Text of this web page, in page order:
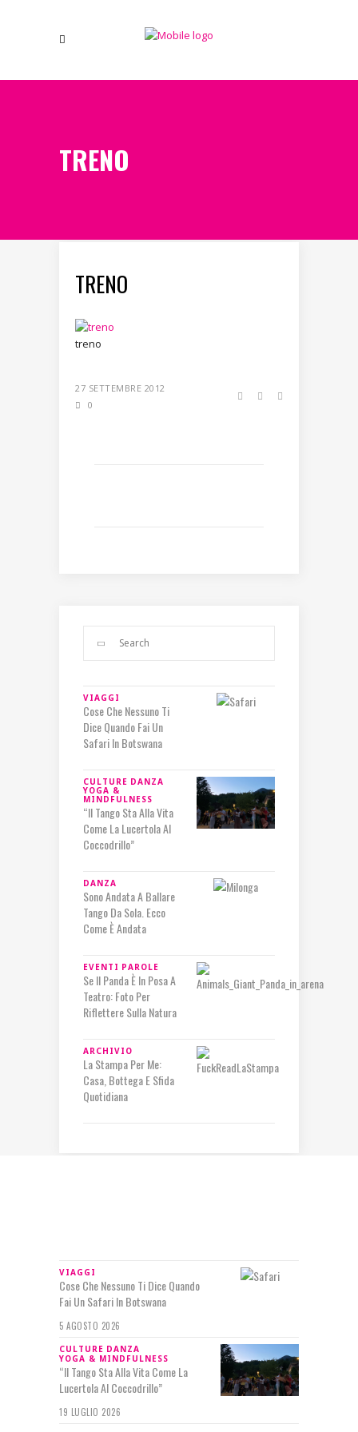
TRENO
TRENO
treno
27 SETTEMBRE 2012
0
VIAGGI
Cose Che Nessuno Ti
Dice Quando Fai Un
Safari In Botswana
CULTURE DANZA
YOGA &
MINDFULNESS
“Il Tango Sta Alla Vita
Come La Lucertola Al
Coccodrillo”
DANZA
Sono Andata A Ballare
Tango Da Sola. Ecco
Come È Andata
EVENTI PAROLE
Se Il Panda È In Posa A
Teatro: Foto Per
Riflettere Sulla Natura
ARCHIVIO
La Stampa Per Me:
Casa, Bottega E Sfida
Quotidiana
VIAGGI
Cose Che Nessuno Ti Dice Quando
Fai Un Safari In Botswana
5 AGOSTO 2026
CULTURE DANZA
YOGA & MINDFULNESS
“Il Tango Sta Alla Vita Come La
Lucertola Al Coccodrillo”
19 LUGLIO 2026